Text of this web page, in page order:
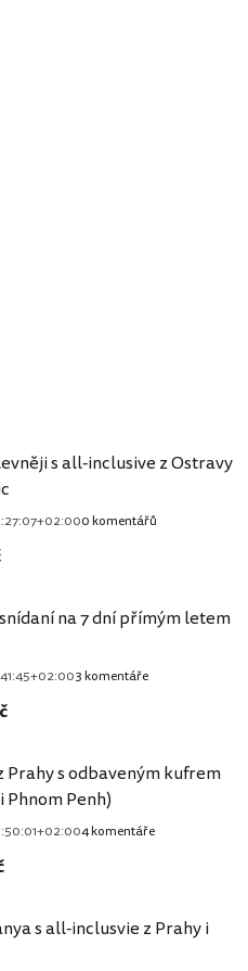
s all-inclusive z Ostravy
0 komentářů
na 7 dní přímým letem
3 komentáře
Prahy s odbaveným kufrem
Phnom Penh)
4 komentáře
s all-inclusvie z Prahy i